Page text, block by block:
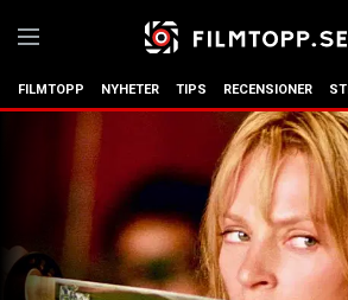
FILMTOPP NYHETER TIPS RECENSIONER